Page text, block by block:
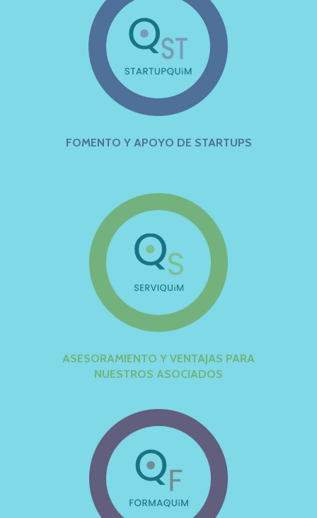
FOMENTO Y APOYO DE STARTUPS
ASESORAMIENTO Y VENTAJAS PARA
NUESTROS ASOCIADOS